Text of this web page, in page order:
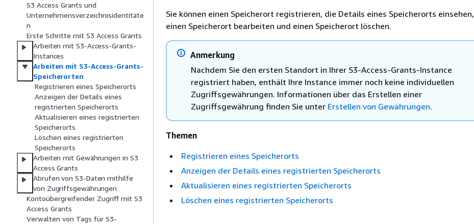
S3 Access Grants und
Unternehmensverzeichnisidentitäte
n
Erste Schritte mit S3 Access Grants
Arbeiten mit S3-Access-Grants-
Instances
Arbeiten mit S3-Access-Grants-
Speicherorten
Registrieren eines Speicherorts
Anzeigen der Details eines
registrierten Speicherorts
Aktualisieren eines registrierten
Speicherorts
Löschen eines registrierten
Speicherorts
Arbeiten mit Gewährungen in S3
Access Grants
Abrufen von S3-Daten mithilfe
von Zugriffsgewährungen
Kontoübergreifender Zugriff mit S3
Access Grants
Verwalten von Tags für S3-
Sie können einen Speicherort registrieren, die Details eines Speicherorts einsehen,
einen Speicherort bearbeiten und einen Speicherort löschen.
Anmerkung
Nachdem Sie den ersten Standort in Ihrer S3-Access-Grants-Instance
registriert haben, enthält Ihre Instance immer noch keine individuellen
Zugriffsgewährungen. Informationen über das Erstellen einer
Zugriffsgewährung finden Sie unter Erstellen von Gewährungen.
Themen
Registrieren eines Speicherorts
Anzeigen der Details eines registrierten Speicherorts
Aktualisieren eines registrierten Speicherorts
Löschen eines registrierten Speicherorts